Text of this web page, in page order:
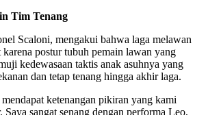
Tim Tenang
Scaloni, mengakui bahwa laga melawan
postur tubuh pemain lawan yang
kedewasaan taktis anak asuhnya yang
dan tetap tenang hingga akhir laga.
ketenangan pikiran yang kami
sangat senang dengan performa Leo,